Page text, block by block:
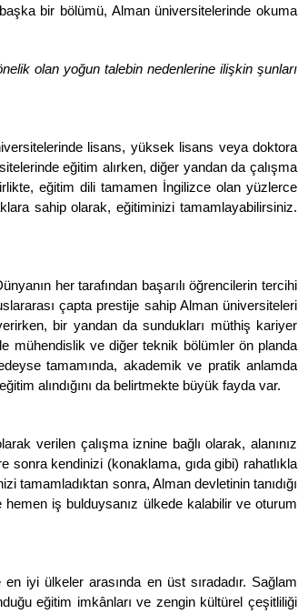
bir bölümü, Alman üniversitelerinde okuma
olan yoğun talebin nedenlerine ilişkin şunları
lisans, yüksek lisans veya doktora
eğitim alırken, diğer yandan da çalışma
eğitim dili tamamen İngilizce olan yüzlerce
sahip olarak, eğitiminizi tamamlayabilirsiniz.
her tarafından başarılı öğrencilerin tercihi
çapta prestije sahip Alman üniversiteleri
bir yandan da sundukları müthiş kariyer
mühendislik ve diğer teknik bölümler ön planda
tamamında, akademik ve pratik anlamda
alındığını da belirtmekte büyük fayda var.
verilen çalışma iznine bağlı olarak, alanınız
sonra kendinizi (konaklama, gıda gibi) rahatlıkla
sonra, Alman devletinin tanıdığı
iş bulduysanız ülkede kalabilir ve oturum
iyi ülkeler arasında en üst sıradadır. Sağlam
eğitim imkânları ve zengin kültürel çeşitliliği